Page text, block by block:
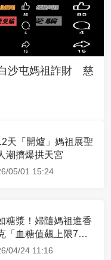
沙屯媽祖詐財 慈
天「開爐」媽祖展聖
擠爆拱天宮
05/01 15:24
糖漿！婦隨媽祖進香
「血糖值飆上限7
」 醫曝原因
04/24 11:16